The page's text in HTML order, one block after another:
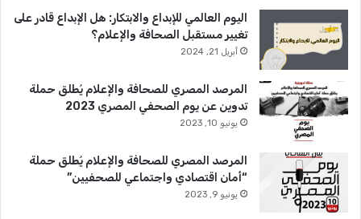
اليوم العالمي للإبداع والابتكار: هل الإبداع قادر على
تغيير مستقبل الصحافة والإعلام؟
أبريل 21, 2024
المرصد المصري للصحافة والإعلام يُطلق حملة
تدوين عن يوم الصحفي المصري 2023
يونيو 10, 2023
المرصد المصري للصحافة والإعلام يُطلق حملة
“أمان اقتصادي واجتماعي للصحفيين”
يونيو 9, 2023